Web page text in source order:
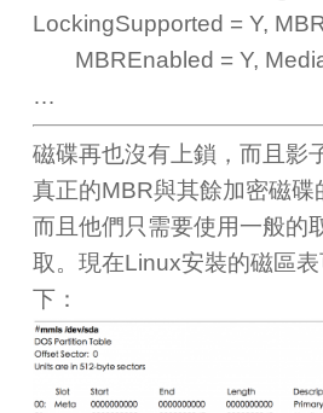
LockingSupported = Y,
MBREnabled = Y,
…
磁碟再也沒有上鎖，而且影
真正的MBR與其餘加密磁碟
而且他們只需要使用一般的
取。現在Linux安裝的磁區
下：